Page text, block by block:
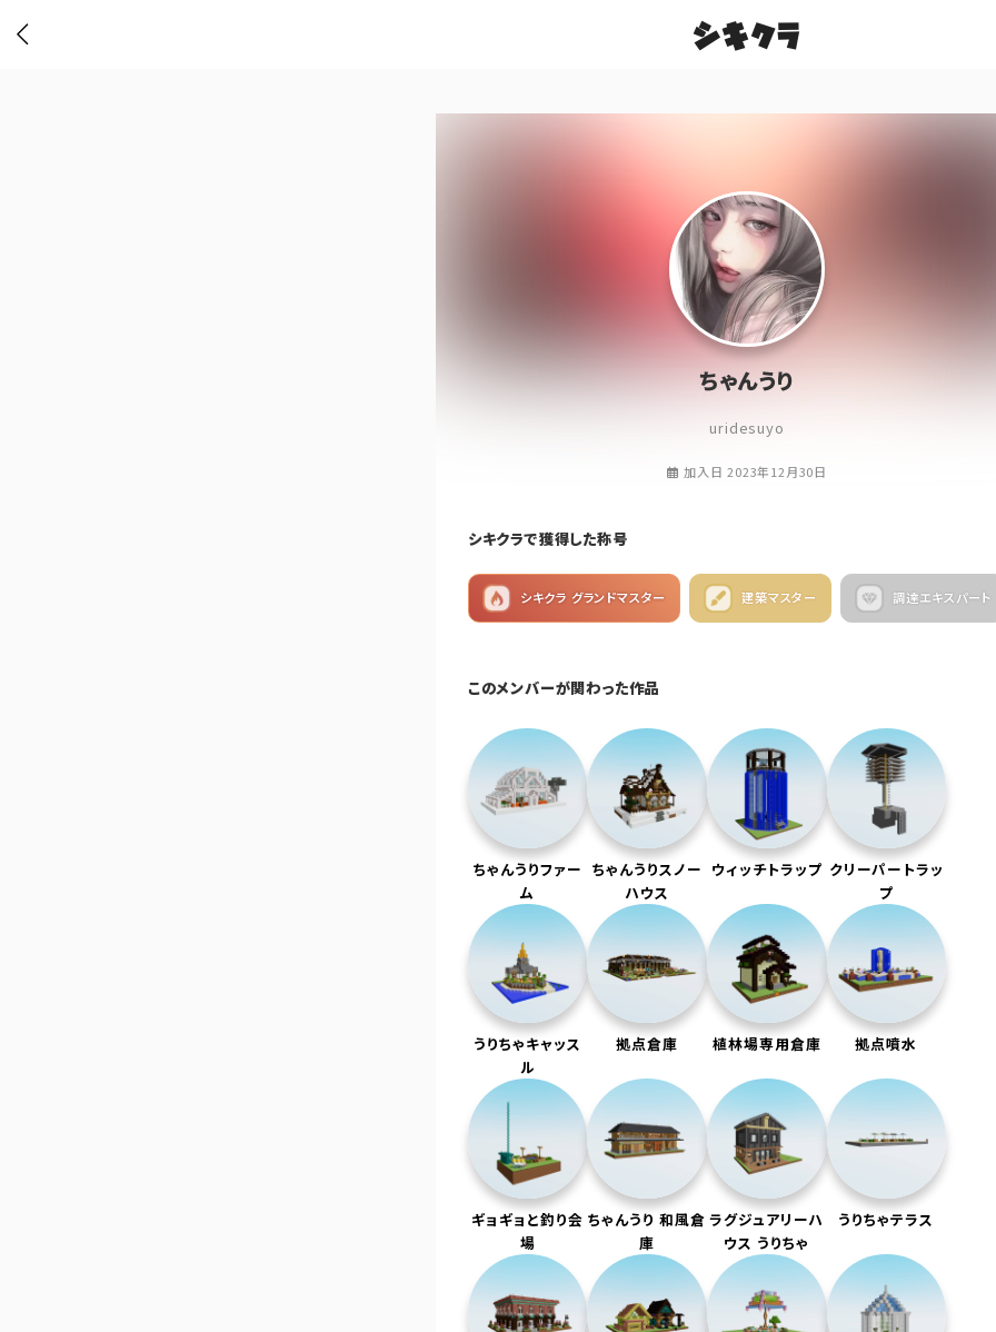
シキクラ
ちゃんうり
uridesuyo
加入日 2023年12月30日
シキクラで獲得した称号
シキクラ グランドマスター 建築マスター 調達エキスパート
このメンバーが関わった作品
ちゃんうりファー
ム
ちゃんうりスノー
ハウス
ウィッチトラップ クリーパートラッ
プ
うりちゃキャッス
ル
拠点倉庫 植林場専用倉庫 拠点噴水
ギョギョと釣り会
場
ちゃんうり 和風倉
庫
ラグジュアリーハ
ウス うりちゃ
うりちゃテラス